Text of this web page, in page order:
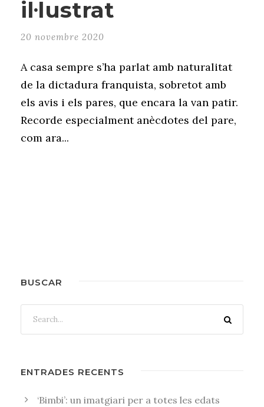
il·lustrat
20 novembre 2020
A casa sempre s’ha parlat amb naturalitat
de la dictadura franquista, sobretot amb
els avis i els pares, que encara la van patir.
Recorde especialment anècdotes del pare,
com ara...
BUSCAR
ENTRADES RECENTS
‘Bimbi’: un imatgiari per a totes les edats